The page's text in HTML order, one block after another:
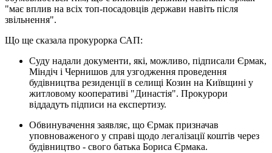
"має вплив на всіх топ-посадовців держави навіть після
звільнення".
Що ще сказала прокурорка САП:
Суду надали документи, які, можливо, підписали Єрмак,
Міндіч і Чернишов для узгодження проведення
будівництва резиденції в селищі Козин на Київщині у
житловому кооперативі "Династія". Прокурори
віддадуть підписи на експертизу.
Обвинувачення заявляє, що Єрмак призначав
уповноваженого у справі щодо легалізації коштів через
будівництво - свого батька Бориса Єрмака.